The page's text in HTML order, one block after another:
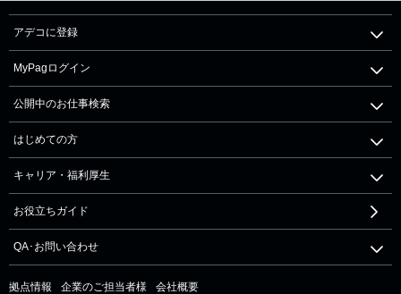
アデコに登録
MyPagログイン
公開中のお仕事検索
はじめての方
キャリア・福利厚生
お役立ちガイド
QA･お問い合わせ
拠点情報 企業のご担当者様 会社概要